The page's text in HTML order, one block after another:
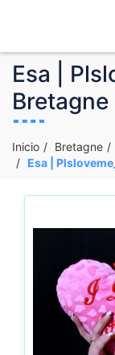
Esa |
Inicio Bretagne
Esa |